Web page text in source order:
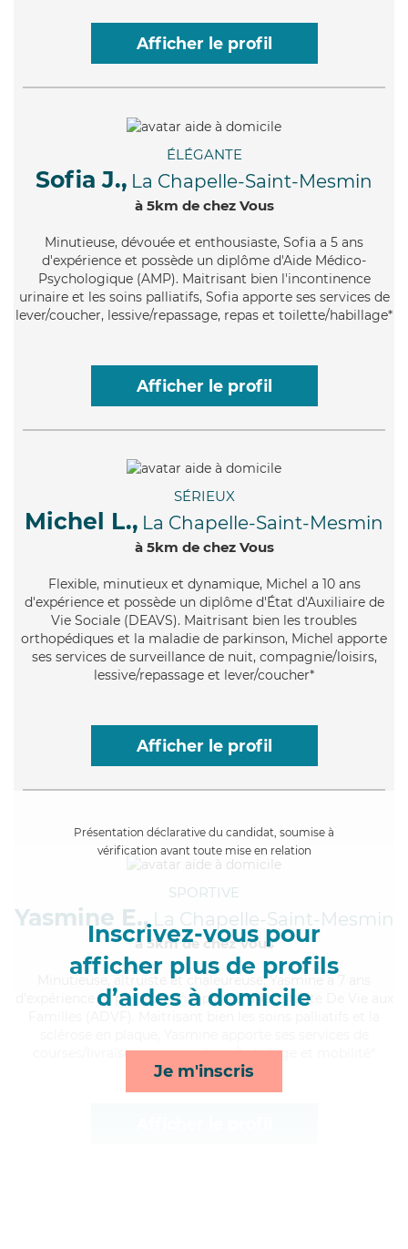
Afficher le profil
ÉLÉGANTE
Sofia J., La Chapelle-Saint-Mesmin
à 5km de chez Vous
Minutieuse, dévouée et enthousiaste, Sofia a 5 ans
d'expérience et possède un diplôme d'Aide Médico-
Psychologique (AMP). Maitrisant bien l'incontinence
urinaire et les soins palliatifs, Sofia apporte ses services de
lever/coucher, lessive/repassage, repas et toilette/habillage*
Afficher le profil
SÉRIEUX
Michel L., La Chapelle-Saint-Mesmin
à 5km de chez Vous
Flexible, minutieux et dynamique, Michel a 10 ans
d'expérience et possède un diplôme d'État d'Auxiliaire de
Vie Sociale (DEAVS). Maitrisant bien les troubles
orthopédiques et la maladie de parkinson, Michel apporte
ses services de surveillance de nuit, compagnie/loisirs,
lessive/repassage et lever/coucher*
Afficher le profil
Présentation déclarative du candidat, soumise à
vérification avant toute mise en relation
Inscrivez-vous pour
afficher plus de profils
d’aides à domicile
Je m'inscris
SPORTIVE
Yasmine E., La Chapelle-Saint-Mesmin
à 5km de chez Vous
, altruiste et chaleureuse, Yasmine a 7 ans
d'expérience et possède un diplôme d'Assistante De Vie aux
courses/livraison, repas, toilette/habillage et mobilité*